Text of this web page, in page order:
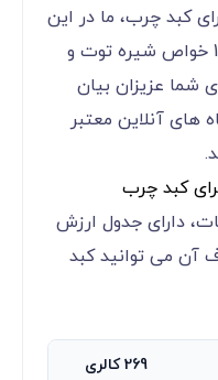
کبد چرب، ما در این
مقاله از پرهلو سعی می کنیم 10 خواص شیره توت و
شما عزیزان بیان
های آنلاین معتبر
کبد چرب
دارای جدول ارزش
آن می توانید کبد
269 کالری